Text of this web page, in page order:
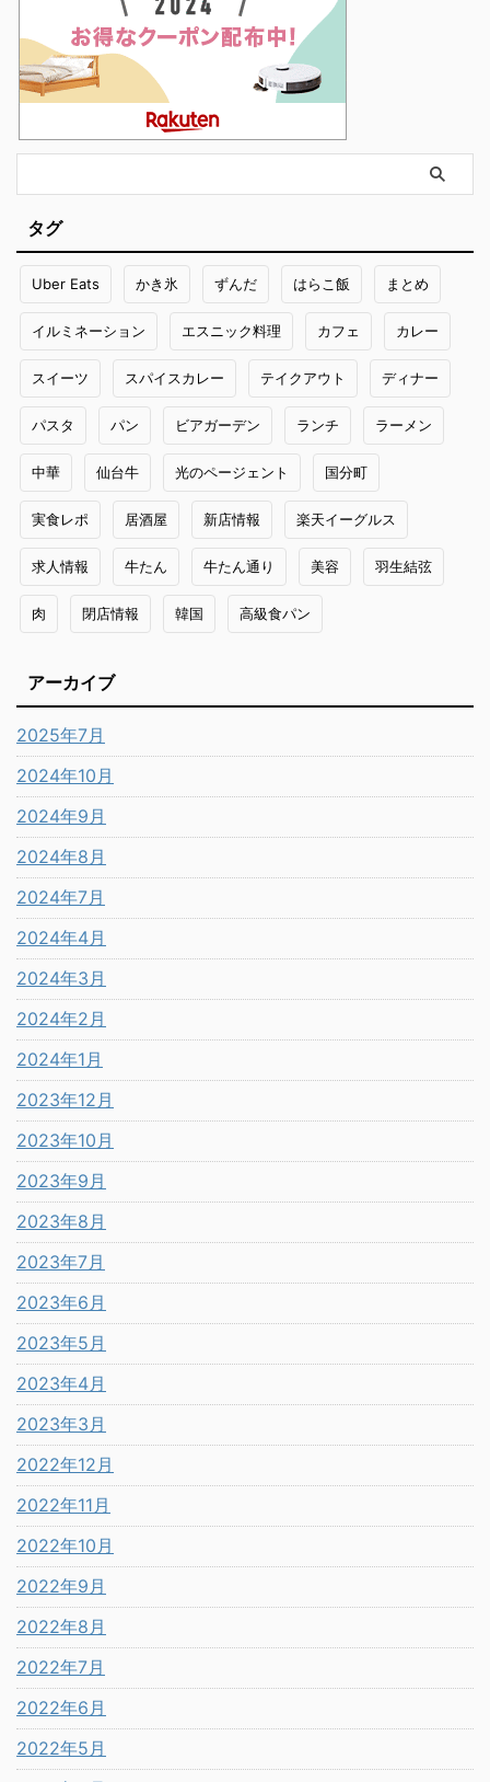
タグ
Uber Eats かき氷 ずんだ はらこ飯 まとめ
イルミネーション エスニック料理 カフェ カレー
スイーツ スパイスカレー テイクアウト ディナー
パスタ パン ビアガーデン ランチ ラーメン
中華 仙台牛 光のページェント 国分町
実食レポ 居酒屋 新店情報 楽天イーグルス
求人情報 牛たん 牛たん通り 美容 羽生結弦
肉 閉店情報 韓国 高級食パン
アーカイブ
2025年7月
2024年10月
2024年9月
2024年8月
2024年7月
2024年4月
2024年3月
2024年2月
2024年1月
2023年12月
2023年10月
2023年9月
2023年8月
2023年7月
2023年6月
2023年5月
2023年4月
2023年3月
2022年12月
2022年11月
2022年10月
2022年9月
2022年8月
2022年7月
2022年6月
2022年5月